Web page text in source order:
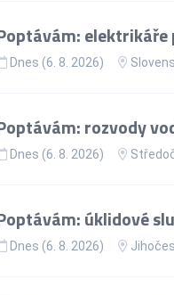
Dnes (6. 8. 2026)
rozvody
Dnes (6. 8. 2026)
úklidové
Dnes (6. 8. 2026)